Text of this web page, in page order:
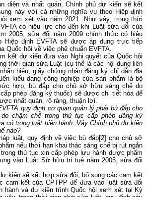
diện và nhất quán, Chính phủ dự kiến sẽ kết
này với cả những nghĩa vụ theo Hiệp định
xem xét vào năm 2021. Như vậy, trong thời
có hiệu lực cho đến khi Luật sửa đổi của
2005, sửa đổi năm 2009 chính thức có hiệu
Hiệp định EVFTA sẽ được áp dụng trực tiếp
Quốc hội về việc phê chuẩn EVFTA.
kết dự kiến đưa vào Nghị quyết của Quốc hội
thời gian sửa Luật (cụ thể là các nội dung liên
hiệu, giấy chứng nhận đăng ký chỉ dẫn địa
kiểu dáng công nghiệp của sản phẩm là bộ
hợp, bù đắp cho chủ sở hữu sáng chế do
phép đăng ký thuốc) sẽ được chi tiết hóa để
được nhất quán, rõ ràng, thuận lợi.
quy định cơ quan quản lý phải bù đắp cho
chậm chễ trong thủ tục cấp phép đăng ký
có trong luật hiện hành. Vậy Chính phủ dự kiến
nào?
luật, quy định về việc bù đắp[2] cho chủ sở
nếu thời hạn khai thác sáng chế bị rút ngắn
thủ tục xin cấp phép lưu hành dược phẩm
vào Luật Sở hữu trí tuệ năm 2005, sửa đổi
kiến sẽ kết hợp sửa đổi, bổ sung các cam kết
cam kết của CPTPP để đưa vào luật sửa đổi
hành và dự kiến trình Quốc hội xem xét tại Kỳ